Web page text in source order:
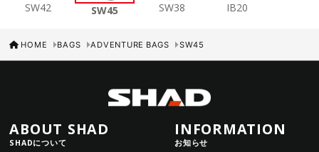
SW42 SW45 SW38 IB20
HOME BAGS ADVENTURE BAGS SW45
ABOUT SHAD
SHADについて
INFORMATION
お知らせ